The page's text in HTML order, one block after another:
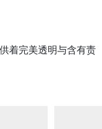
着完美透明与含有责